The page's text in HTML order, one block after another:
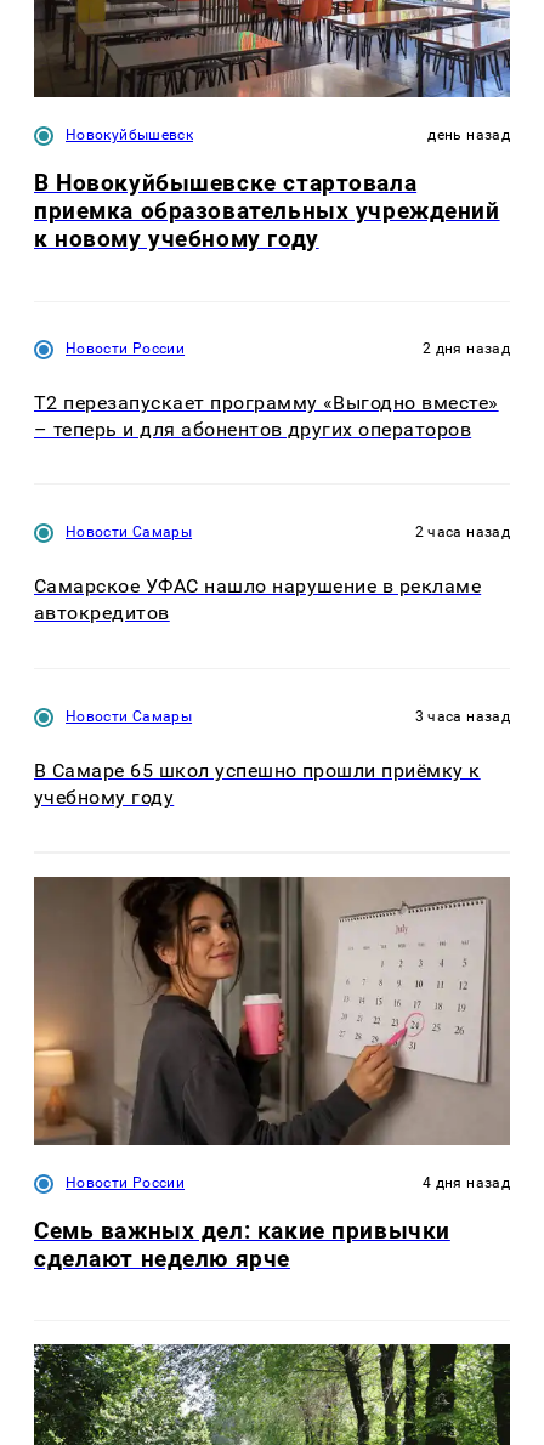
Новокуйбышевск день назад
В Новокуйбышевске стартовала
приемка образовательных учреждений
к новому учебному году
Новости России 2 дня назад
Т2 перезапускает программу «Выгодно вместе»
– теперь и для абонентов других операторов
Новости Самары 2 часа назад
Самарское УФАС нашло нарушение в рекламе
автокредитов
Новости Самары 3 часа назад
В Самаре 65 школ успешно прошли приёмку к
учебному году
Новости России 4 дня назад
Семь важных дел: какие привычки
сделают неделю ярче